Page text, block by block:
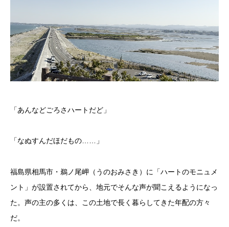
「あんなどごろさハートだど」
「なぬすんだほだもの……」
福島県相馬市・鵜ノ尾岬（うのおみさき）に「ハートのモニュメ
ント」が設置されてから、地元でそんな声が聞こえるようになっ
た。声の主の多くは、この土地で長く暮らしてきた年配の方々
だ。